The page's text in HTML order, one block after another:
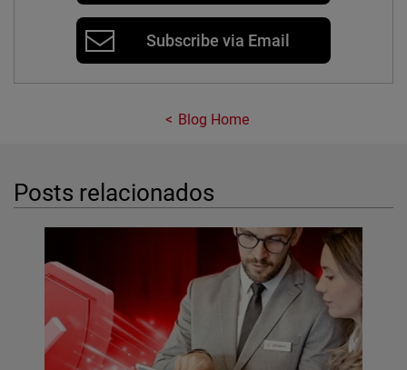
Subscribe via Email
Blog Home
Posts relacionados